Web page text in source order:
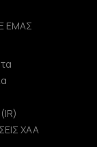
ΕΜΑΣ
ΧΑΑ